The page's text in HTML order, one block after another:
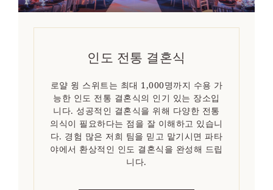
인도 전통 결혼식
로얄 윙 스위트는 최대 1,000명까지 수용 가
능한 인도 전통 결혼식의 인기 있는 장소입
니다. 성공적인 결혼식을 위해 다양한 전통
의식이 필요하다는 점을 잘 이해하고 있습니
다. 경험 많은 저희 팀을 믿고 맡기시면 파타
야에서 환상적인 인도 결혼식을 완성해 드립
니다.